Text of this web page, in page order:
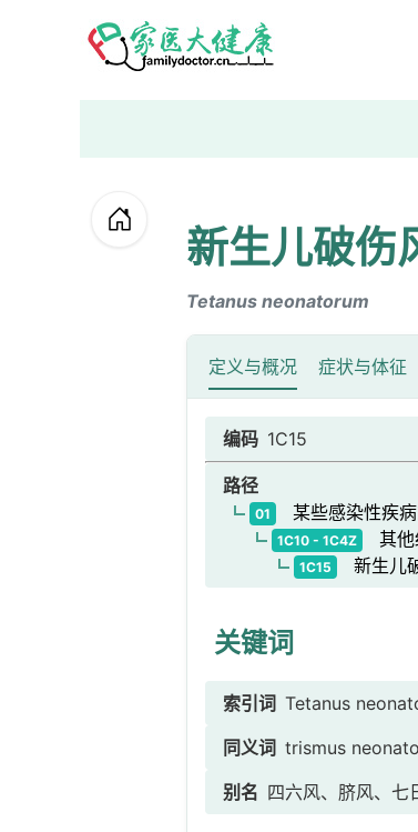
新生儿破伤
Tetanus neonatorum
定义与概况 症状与体征
编码 1C15
路径
01 某些感染性疾病
1C10 - 1C4Z 其他
1C15 新生儿
关键词
索引词 Tetanus
同义词 trismus
别名 四六风、脐风、七